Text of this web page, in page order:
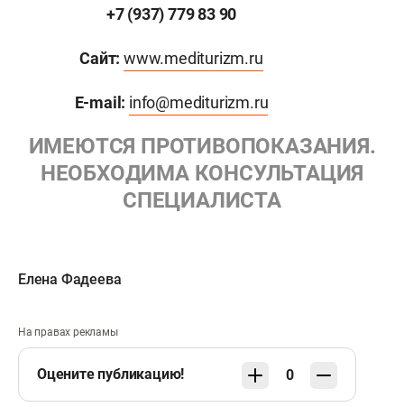
+7 (937) 779 83 90
Сайт: www.mediturizm.ru
E-mail: info@mediturizm.ru
ИМЕЮТСЯ ПРОТИВОПОКАЗАНИЯ.
НЕОБХОДИМА КОНСУЛЬТАЦИЯ
СПЕЦИАЛИСТА
Елена Фадеева
На правах рекламы
Оцените публикацию! 0